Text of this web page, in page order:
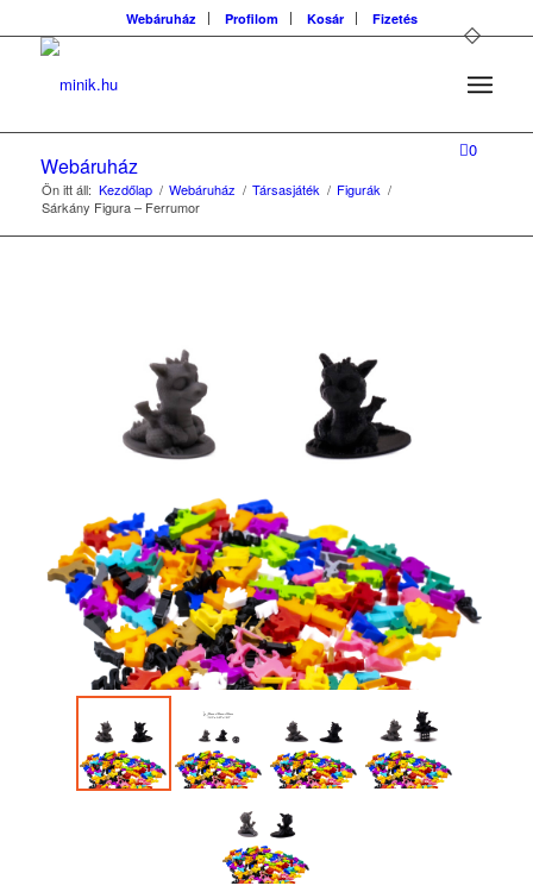
Webáruház Profilom Kosár Fizetés
0
Webáruház
Ön itt áll: Kezdőlap / Webáruház / Társasjáték / Figurák /
Sárkány Figura – Ferrumor